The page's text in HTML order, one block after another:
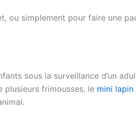
ou simplement pour faire une
sous la surveillance d’un
plusieurs frimousses, le mini